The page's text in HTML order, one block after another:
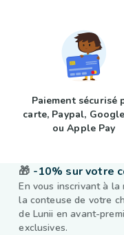
Paiement sécurisé
carte, Paypal,
ou Apple Pay
🎁 -10% sur votre
En vous inscrivant à
la conteuse de votre
de Lunii en avant-
exclusives.